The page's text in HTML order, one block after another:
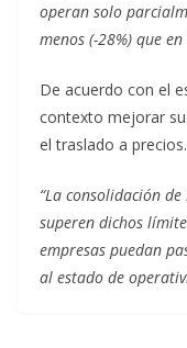
operan solo
menos (-28%) que
De acuerdo con el
contexto mejorar
el traslado a precios.
“La consolidación
superen dichos
empresas puedan
al estado de